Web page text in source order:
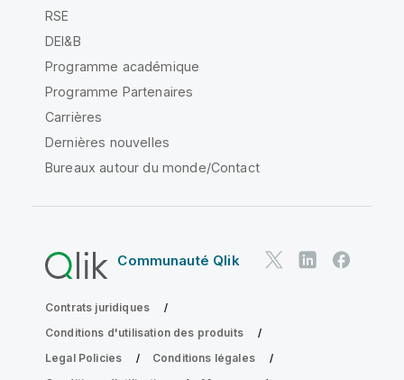
RSE
DEI&B
Programme académique
Programme Partenaires
Carrières
Dernières nouvelles
Bureaux autour du monde/Contact
Communauté Qlik
Contrats juridiques
Conditions d'utilisation des produits
Legal Policies
Conditions légales